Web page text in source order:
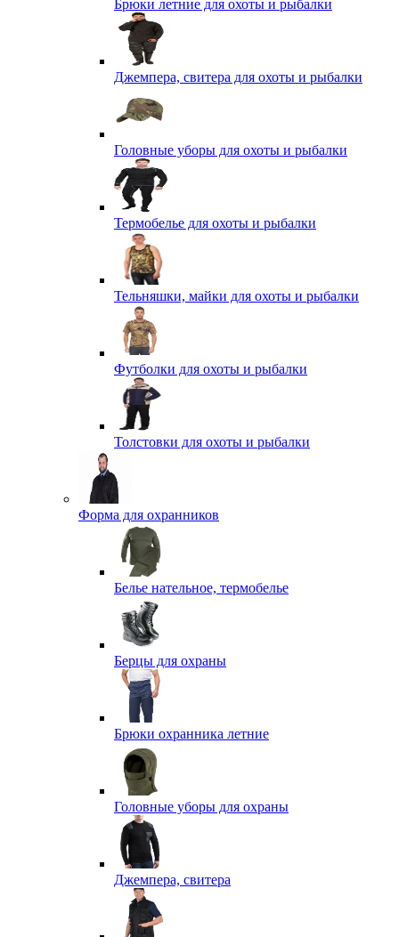
Брюки летние для охоты и рыбалки
Джемпера, свитера для охоты и рыбалки
Головные уборы для охоты и рыбалки
Термобелье для охоты и рыбалки
Тельняшки, майки для охоты и рыбалки
Футболки для охоты и рыбалки
Толстовки для охоты и рыбалки
Форма для охранников
Белье нательное, термобелье
Берцы для охраны
Брюки охранника летние
Головные уборы для охраны
Джемпера, свитера